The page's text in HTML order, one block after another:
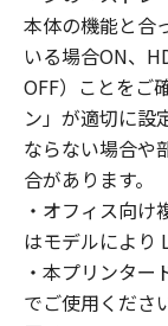
expressly
express or
granted by
property of
5. EXPORT
You agree
involved,
directly or
violation of
本体の機能と合
いる場合ON、
OFF）ことをご
ン」が適切に設
ならない場合や
合があります。
・オフィス向
はモデルにより
・本プリンタ
でご使用くださ